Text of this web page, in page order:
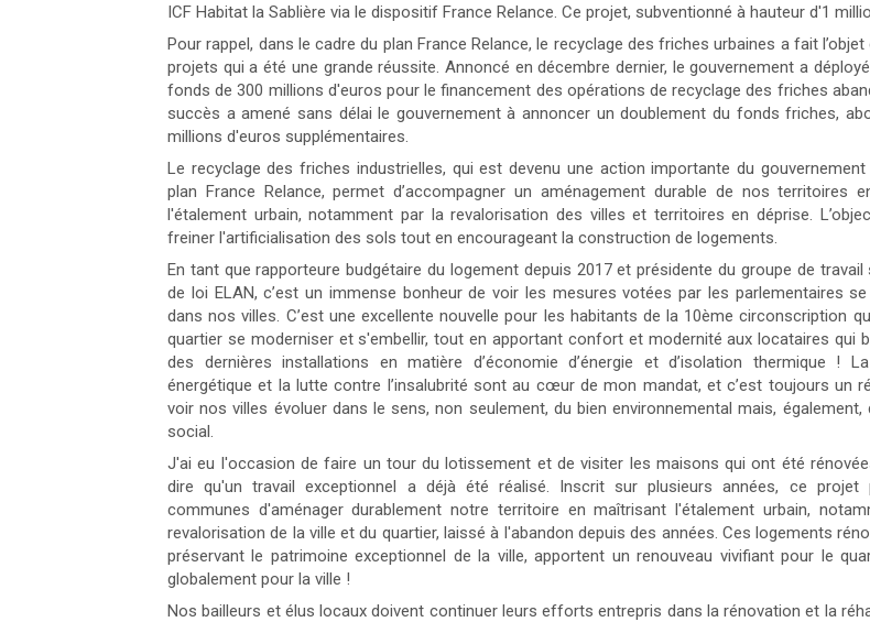
ICF Habitat la Sablière via le dispositif France Relance. Ce projet, subventionné à hauteur d'1
Pour rappel, dans le cadre du plan France Relance, le recyclage des friches urbaines a fait l’objet
projets qui a été une grande réussite. Annoncé en décembre dernier, le gouvernement a
fonds de 300 millions d'euros pour le financement des opérations de recyclage des friches
succès a amené sans délai le gouvernement à annoncer un doublement du fonds friches,
millions d'euros supplémentaires.
Le recyclage des friches industrielles, qui est devenu une action importante du
plan France Relance, permet d’accompagner un aménagement durable de nos territoires
l'étalement urbain, notamment par la revalorisation des villes et territoires en déprise.
freiner l'artificialisation des sols tout en encourageant la construction de logements.
En tant que rapporteure budgétaire du logement depuis 2017 et présidente du groupe de
de loi ELAN, c’est un immense bonheur de voir les mesures votées par les parlementaires
dans nos villes. C’est une excellente nouvelle pour les habitants de la 10ème circonscription
quartier se moderniser et s'embellir, tout en apportant confort et modernité aux locataires qui
des dernières installations en matière d’économie d’énergie et d’isolation thermique !
énergétique et la lutte contre l’insalubrité sont au cœur de mon mandat, et c’est toujours un
voir nos villes évoluer dans le sens, non seulement, du bien environnemental mais, également,
social.
J'ai eu l'occasion de faire un tour du lotissement et de visiter les maisons qui ont été
dire qu'un travail exceptionnel a déjà été réalisé. Inscrit sur plusieurs années, ce projet
communes d'aménager durablement notre territoire en maîtrisant l'étalement urbain,
revalorisation de la ville et du quartier, laissé à l'abandon depuis des années. Ces logements
préservant le patrimoine exceptionnel de la ville, apportent un renouveau vivifiant pour le
globalement pour la ville !
Nos bailleurs et élus locaux doivent continuer leurs efforts entrepris dans la rénovation et la